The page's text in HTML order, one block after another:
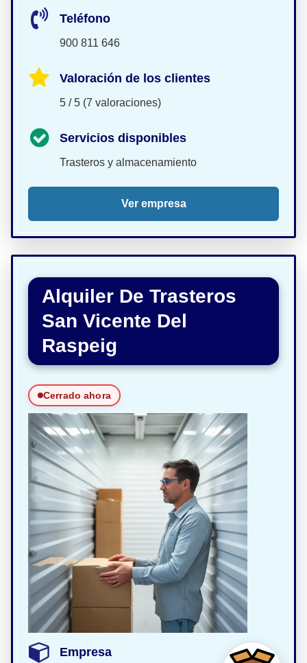
Teléfono
900 811 646
Valoración de los clientes
5 / 5 (7 valoraciones)
Servicios disponibles
Trasteros y almacenamiento
Ver empresa
Alquiler De Trasteros
San Vicente Del
Raspeig
Cerrado ahora
Empresa